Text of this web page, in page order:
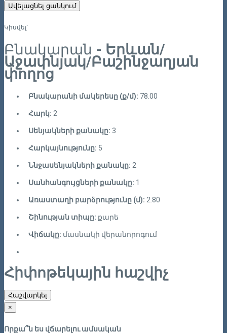
Ավելացնել ցանկում
Կիսվել`
Բնակարան - Երևան/
Աջափնյակ/Բաշինջաղյան
փողոց
Բնակարանի մակերեսը (ք/մ): 78.00
Հարկ: 2
Սենյակների քանակը: 3
Հարկայնությունը: 5
Ննջասենյակների քանակը: 2
Սանհանգույցների քանակը: 1
Առաստաղի բարձրությունը (մ): 2.80
Շինության տիպը: քարե
Վիճակը: մասնակի վերանորոգում
Հիփոթեկային հաշվիչ
Հաշվարկել
×
Որքա՞ն ես վճարելու ամսական